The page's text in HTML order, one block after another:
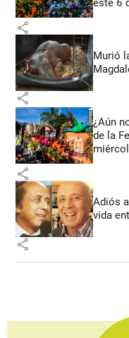
este 6
share
Murió
share
¿Aún
de la
share
Adiós
vida
share